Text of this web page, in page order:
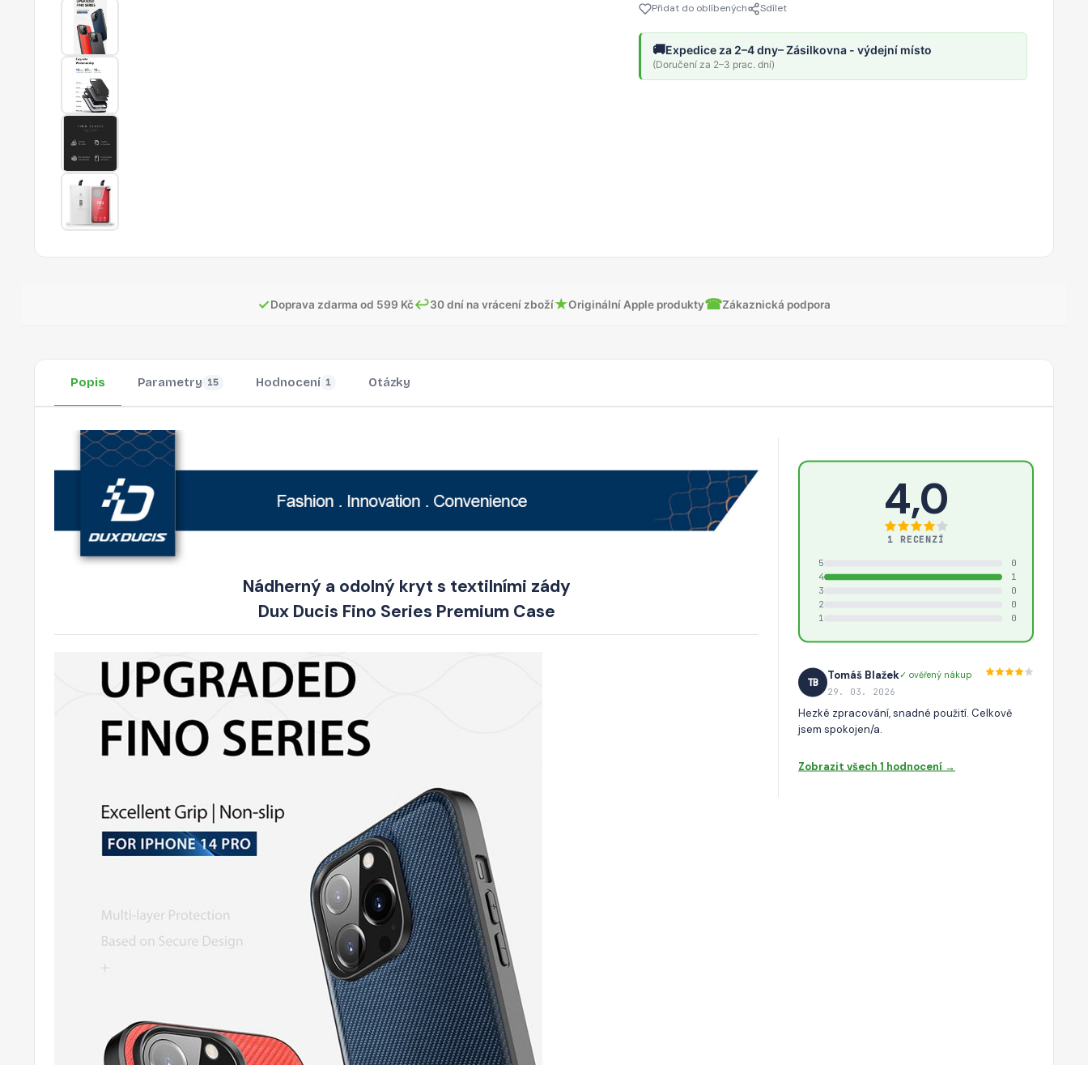
Přidat do oblíbených Sdílet
🚚Expedice za 2–4 dny– Zásilkovna - výdejní místo
(Doručení za 2–3 prac. dní)
✓Doprava zdarma od 599 Kč↩30 dní na vrácení zboží★Originální Apple produkty☎Zákaznická podpora
Popis Parametry 15 Hodnocení 1 Otázky
Nádherný a odolný kryt s textilními zády
Dux Ducis Fino Series Premium Case
4,0
1 RECENZÍ
5
0
4
1
3
0
2
0
1
0
TB
Tomáš Blažek✓ ověřený nákup
29. 03. 2026
Hezké zpracování, snadné použití. Celkově
jsem spokojen/a.
Zobrazit všech 1 hodnocení →